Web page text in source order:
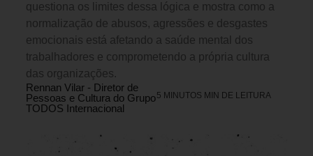
questiona os limites dessa lógica e mostra como a
normalização de abusos, agressões e desgastes
emocionais está afetando a saúde mental dos
trabalhadores e comprometendo a própria cultura
das organizações.
Rennan Vilar - Diretor de
Pessoas e Cultura do Grupo
TODOS Internacional
5 MINUTOS MIN DE LEITURA